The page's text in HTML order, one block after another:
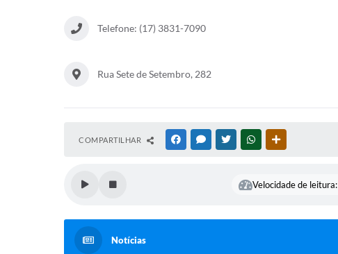
Telefone: (17) 3831-7090
Rua Sete de Setembro, 282
COMPARTILHAR FACEBOOKMESSENGER
TWITTERWHATSAPP
Velocidade de leitura:
Notícias